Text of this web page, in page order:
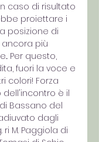
caso di risultato
proiettare i
posizione di
più
Per questo,
fuori la voce e
colori! Forza
dell'incontro è il
di Bassano del
dagli
M. Paggiola di